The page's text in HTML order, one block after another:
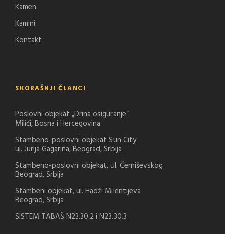
Kamen
Kamini
Kontakt
SKORAŠNJI ČLANCI
Poslovni objekat „Drina osiguranje“
Milići, Bosna i Hercegovina
Stambeno-poslovni objekat Sun City
ul. Jurija Gagarina, Beograd, Srbija
Stambeno-poslovni objekat, ul. Černiševskog
Beograd, Srbija
Stambeni objekat, ul. Hadži Milentijeva
Beograd, Srbija
SISTEM TABAŠ N23.30.2 i N23.30.3